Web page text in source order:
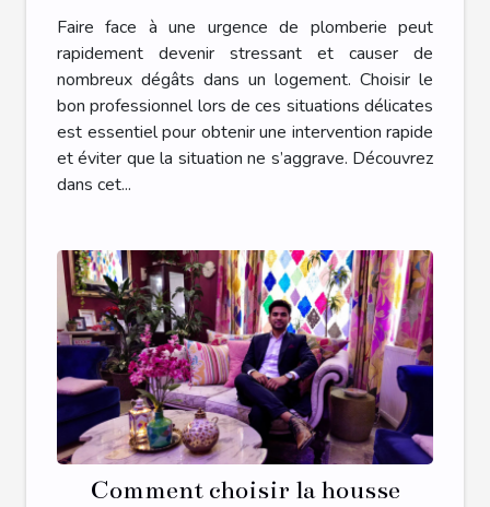
de plomberie ?
Faire face à une urgence de plomberie peut
rapidement devenir stressant et causer de
nombreux dégâts dans un logement. Choisir le
bon professionnel lors de ces situations délicates
est essentiel pour obtenir une intervention rapide
et éviter que la situation ne s’aggrave. Découvrez
dans cet...
Comment choisir la housse